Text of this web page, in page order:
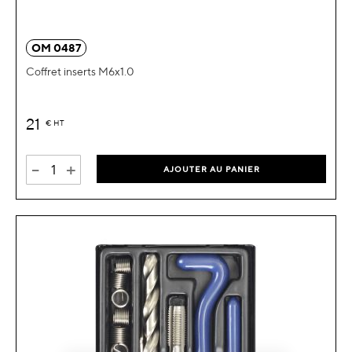
OM 0487
Coffret inserts M6x1.0
21 € HT
- + AJOUTER AU PANIER